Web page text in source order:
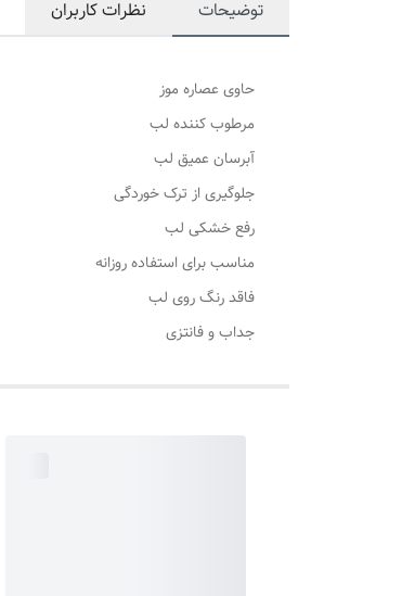
توضیحات نظرات کاربران
حاوی عصاره موز
مرطوب کننده لب
آبرسان عميق لب
جلوگیری از ترک خوردگی
رفع خشکی لب
مناسب برای استفاده روزانه
فاقد رنگ روی لب
جداب و فانتزی